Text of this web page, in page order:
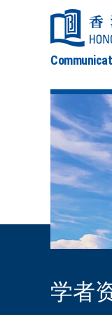
学者